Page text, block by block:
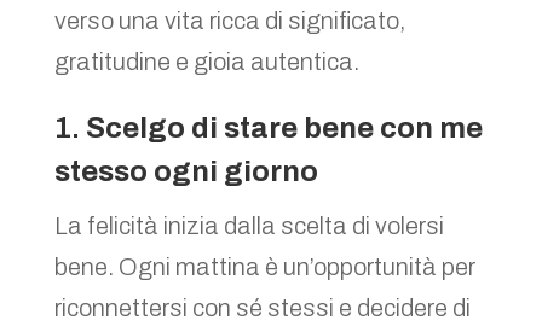
verso una vita ricca di significato,
gratitudine e gioia autentica.
1. Scelgo di stare bene con me
stesso ogni giorno
La felicità inizia dalla scelta di volersi
bene. Ogni mattina è un’opportunità per
riconnettersi con sé stessi e decidere di